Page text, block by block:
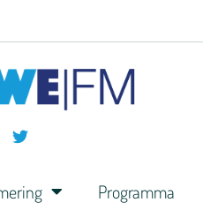
Programma